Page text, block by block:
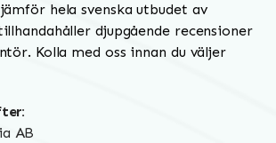
hela svenska utbudet av
djupgående recensioner
Kolla med oss innan du väljer
AB